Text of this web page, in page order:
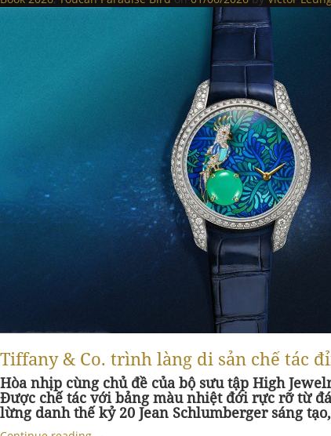
Tiffany & Co. trình làng di sản chế tác
Hòa nhịp cùng chủ đề của bộ sưu tập High
Được chế tác với bảng màu nhiệt đới rực rỡ từ
lừng danh thế kỷ 20 Jean Schlumberger sáng